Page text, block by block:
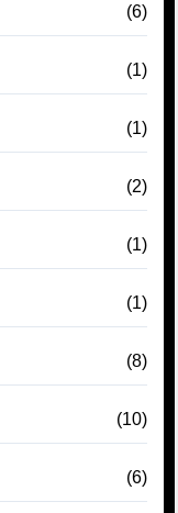
(6)
(1)
(1)
(2)
(1)
(1)
(8)
(10)
(6)